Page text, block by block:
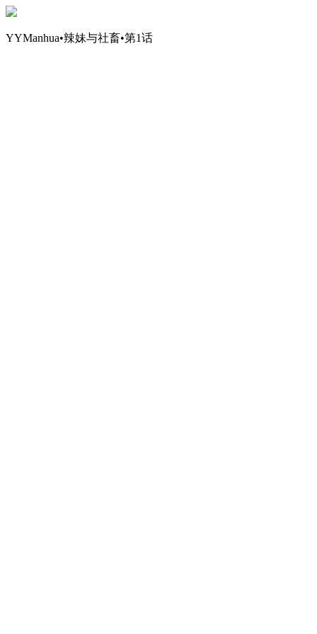
YYManhua•辣妹与社畜•第1话